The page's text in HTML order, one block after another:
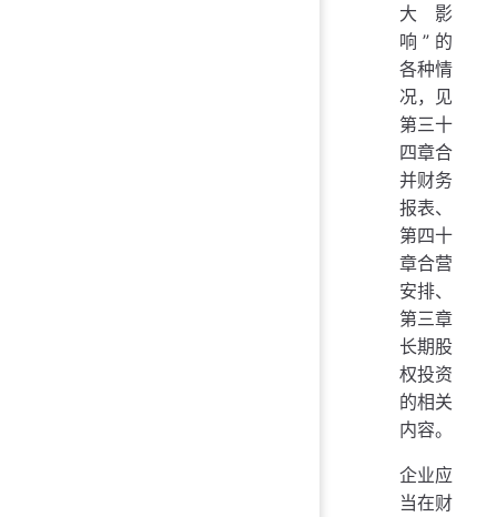
大影
响”的
各种情
况，见
第三十
四章合
并财务
报表、
第四十
章合营
安排、
第三章
长期股
权投资
的相关
内容。
企业应
当在财